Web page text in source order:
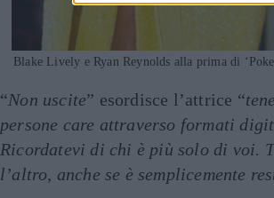
Blake Lively e Ryan Reynolds alla prima di
“Non uscite” esordisce l’attrice “
persone care attraverso formati
Ricordatevi di chi è più solo di voi.
l’altro, anche se è semplicemente